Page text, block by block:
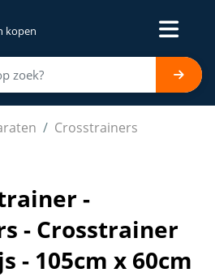
kopen
Crosstrainers
- Crosstrainer
-
- Crosstrainer
- 105cm x 60cm